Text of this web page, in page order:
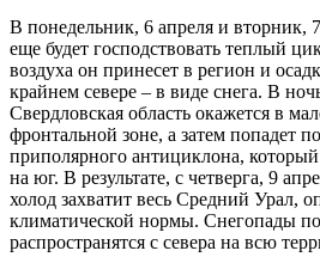
В понедельник, 6 апреля и вторник,
еще будет господствовать теплый
воздуха он принесет в регион и
крайнем севере – в виде снега. В
Свердловская область окажется в
фронтальной зоне, а затем попадет
приполярного антициклона,
на юг. В результате, с четверга, 9
холод захватит весь Средний Урал,
климатической нормы. Снегопады
распространятся с севера на всю